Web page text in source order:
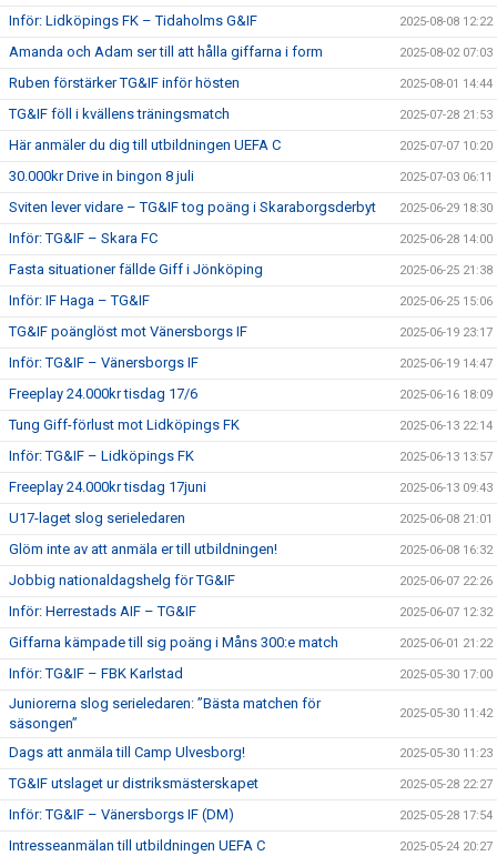
Inför: Lidköpings FK – Tidaholms G&IF 2025-08-08 12:22
Amanda och Adam ser till att hålla giffarna i form 2025-08-02 07:03
Ruben förstärker TG&IF inför hösten 2025-08-01 14:44
TG&IF föll i kvällens träningsmatch 2025-07-28 21:53
Här anmäler du dig till utbildningen UEFA C 2025-07-07 10:20
30.000kr Drive in bingon 8 juli 2025-07-03 06:11
Sviten lever vidare – TG&IF tog poäng i Skaraborgsderbyt 2025-06-29 18:30
Inför: TG&IF – Skara FC 2025-06-28 14:00
Fasta situationer fällde Giff i Jönköping 2025-06-25 21:38
Inför: IF Haga – TG&IF 2025-06-25 15:06
TG&IF poänglöst mot Vänersborgs IF 2025-06-19 23:17
Inför: TG&IF – Vänersborgs IF 2025-06-19 14:47
Freeplay 24.000kr tisdag 17/6 2025-06-16 18:09
Tung Giff-förlust mot Lidköpings FK 2025-06-13 22:14
Inför: TG&IF – Lidköpings FK 2025-06-13 13:57
Freeplay 24.000kr tisdag 17juni 2025-06-13 09:43
U17-laget slog serieledaren 2025-06-08 21:01
Glöm inte av att anmäla er till utbildningen! 2025-06-08 16:32
Jobbig nationaldagshelg för TG&IF 2025-06-07 22:26
Inför: Herrestads AIF – TG&IF 2025-06-07 12:32
Giffarna kämpade till sig poäng i Måns 300:e match 2025-06-01 21:22
Inför: TG&IF – FBK Karlstad 2025-05-30 17:00
Juniorerna slog serieledaren: ”Bästa matchen för
säsongen”
2025-05-30 11:42
Dags att anmäla till Camp Ulvesborg! 2025-05-30 11:23
TG&IF utslaget ur distriksmästerskapet 2025-05-28 22:27
Inför: TG&IF – Vänersborgs IF (DM) 2025-05-28 17:54
Intresseanmälan till utbildningen UEFA C 2025-05-24 20:27